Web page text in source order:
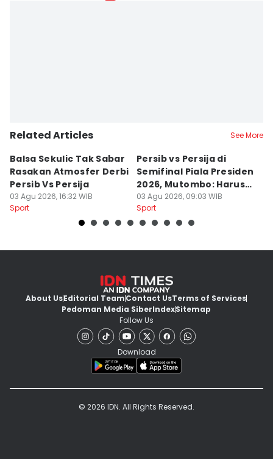
Related Articles See More
Balsa Sekulic Tak Sabar
Rasakan Atmosfer Derbi
Persib Vs Persija
03 Agu 2026, 16:32 WIB
Sport
Persib vs Persija di
Semifinal Piala Presiden
2026, Mutombo: Harus
Menang
03 Agu 2026, 09:03 WIB
Sport
About UsEditorial TeamContact UsTerms of Services
Pedoman Media SiberIndexSitemap
Follow Us
Download
© 2026 IDN. All Rights Reserved.